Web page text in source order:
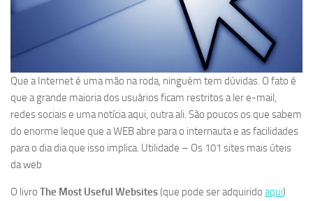
Que a Internet é uma mão na roda, ninguém tem dúvidas. O fato é
que a grande maioria dos usuários ficam restritos a ler e-mail,
redes sociais e uma notícia aqui, outra ali. São poucos os que sabem
do enorme leque que a WEB abre para o internauta e as facilidades
para o dia dia que isso implica. Utilidade – Os 101 sites mais úteis
da web
O livro The Most Useful Websites(que pode ser adquirido aqui)